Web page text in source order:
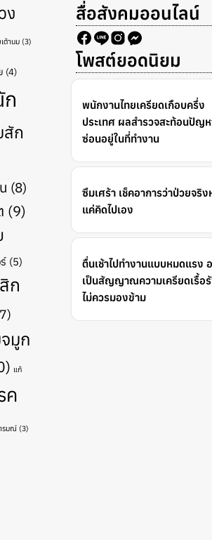
ง
เต้านม (3)
(4)
สัก
(8)
(9)
(5)
ก
มูก
แก้
ค
รมณ์ (3)
สื่อสังคมออนไลน์
โพสต์ยอดนิยม
พนักงานไทยเครียดเกือบครึ่ง
ประเทศ ผลสำรวจสะท้อนปัญ
ซ่อนอยู่ในที่ทำงาน
ซึมเศร้า เช็คอาการว่าป่วยจริ
แค่คิดไปเอง
ตื่นเช้าไปทำงานแบบหมดแรง
เป็นสัญญาณความเครียดเรื้อ
ไม่ควรมองข้าม